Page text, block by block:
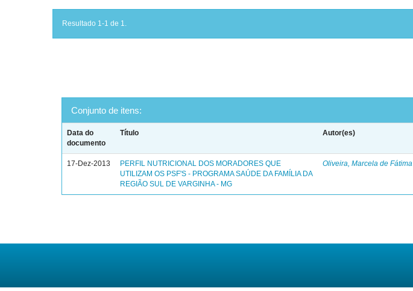
Resultado 1-1 de 1.
Conjunto de itens:
Data do
documento
Título Autor(es)
17-Dez-2013
PERFIL NUTRICIONAL DOS MORADORES QUE
UTILIZAM OS PSF'S - PROGRAMA SAÚDE DA FAMÍLIA DA
REGIÃO SUL DE VARGINHA - MG
Oliveira, Marcela de Fátima